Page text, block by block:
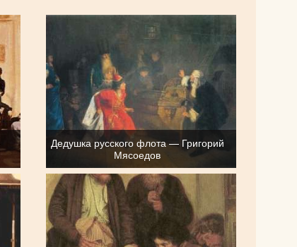
Дедушка русского флота — Григорий
Мясоедов